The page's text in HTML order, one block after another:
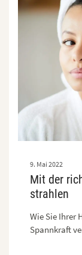
Mit der
strahlen
9. Mai 2022
Wie Sie Ihrer
Spannkraft